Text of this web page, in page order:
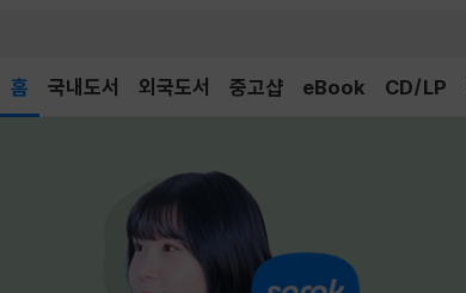
홈 국내도서 외국도서 중고샵 eBook CD/LP